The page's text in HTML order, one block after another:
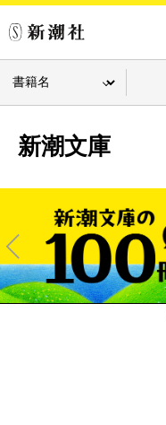
新潮文庫
Pre
v